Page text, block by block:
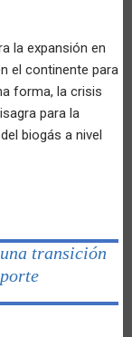
la expansión en
el continente para
forma, la crisis
para la
biogás a nivel
transición